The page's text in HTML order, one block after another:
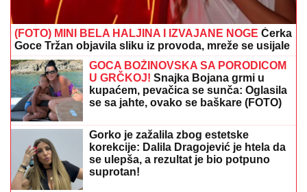
TAMARA ĐURIĆ DAJE 560.000 EVRA KAO JEMSTVO
ZA BIVŠEG MUŽAŽeli da se brani sa slobode:
"Verujem da bi i on to uradio za mene", ovo su svi
detalji